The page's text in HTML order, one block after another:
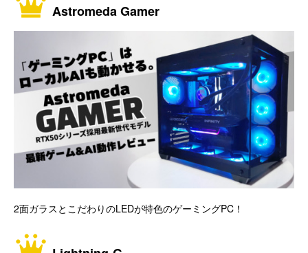
Astromeda Gamer
2面ガラスとこだわりのLEDが特色のゲーミングPC！